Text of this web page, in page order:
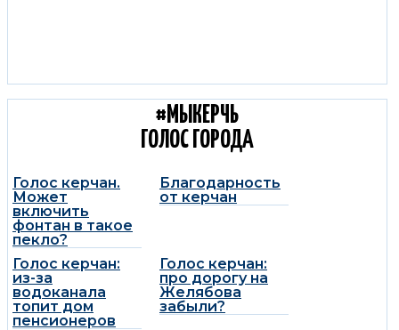
#МЫКЕРЧЬ
ГОЛОС ГОРОДА
Голос керчан.
Может
включить
фонтан в такое
пекло?
Благодарность
от керчан
Голос керчан:
из-за
водоканала
топит дом
пенсионеров
Голос керчан:
про дорогу на
Желябова
забыли?